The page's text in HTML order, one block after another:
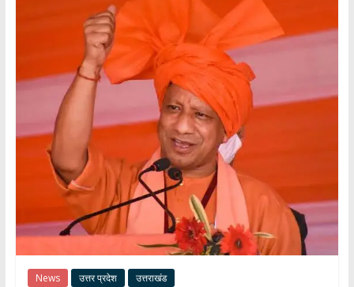
खबर
सबकी
News उत्तर प्रदेश उत्तराखंड